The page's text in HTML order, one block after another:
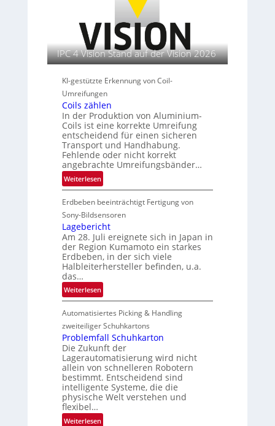
e
n
b
a
u
e
t
e
o
p
e
r
e
r
e
n
i
t
e
I
s
t
i
t
u
t
s
l
e
i
t
e
i
n
a
n
d
IPC 4 Vision Stand auf der Vision 2026
KI-gestützte Erkennung von Coil-
Umreifungen
Coils zählen
In der Produktion von Aluminium-
Coils ist eine korrekte Umreifung
entscheidend für einen sicheren
Transport und Handhabung.
Fehlende oder nicht korrekt
angebrachte Umreifungsbänder…
Weiterlesen:
C
o
i
l
s
z
ä
h
l
e
Erdbeben beeinträchtigt Fertigung von
Sony-Bildsensoren
Lagebericht
Am 28. Juli ereignete sich in Japan in
der Region Kumamoto ein starkes
Erdbeben, in der sich viele
Halbleiterhersteller befinden, u.a.
das…
Weiterlesen:
L
a
g
e
b
e
r
i
c
t
Automatisiertes Picking & Handling
zweiteiliger Schuhkartons
Problemfall Schuhkarton
Die Zukunft der
Lagerautomatisierung wird nicht
allein von schnelleren Robotern
bestimmt. Entscheidend sind
intelligente Systeme, die die
physische Welt verstehen und
flexibel…
Weiterlesen: